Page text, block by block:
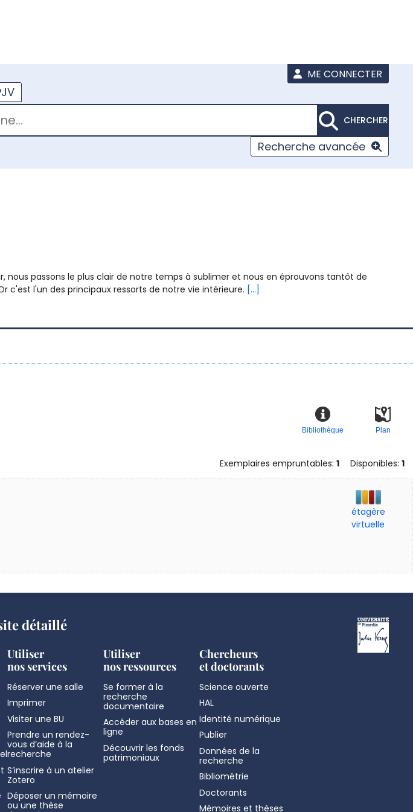
ME CONNECTER
CHERCHER
Recherche avancée
nous passons le plus clair de notre temps à sublimer et nous en éprouvons tantôt de
c'est l'un des principaux ressorts de notre vie intérieure. [...]
Plan
Bibliothèque
Exemplaires empruntables: 1 Disponibles: 1
étagère
virtuelle
détaillé
Utiliser
nos services
Réserver une salle
Imprimer
Visiter une BU
Prendre un rendez-
vous d’aide à la
recherche
S’inscrire à un atelier
Zotero
Déposer un mémoire
ou une thèse
Utiliser
nos ressources
Se former à la
recherche
documentaire
Accéder aux bases en
ligne
Découvrir les fonds
patrimoniaux
Chercheurs
et doctorants
Science ouverte
HAL
Identité numérique
Publier
Données de la
recherche
Bibliométrie
Doctorants
Mémoires et thèses